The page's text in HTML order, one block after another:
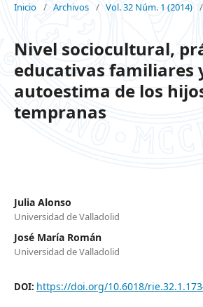
Inicio / Archivos / Vol. 32 Núm. 1 (2014) /
Nivel sociocultural,
educativas familiares
autoestima de los
tempranas
Julia Alonso
Universidad de Valladolid
José María Román
Universidad de Valladolid
DOI: https://doi.org/10.6018/